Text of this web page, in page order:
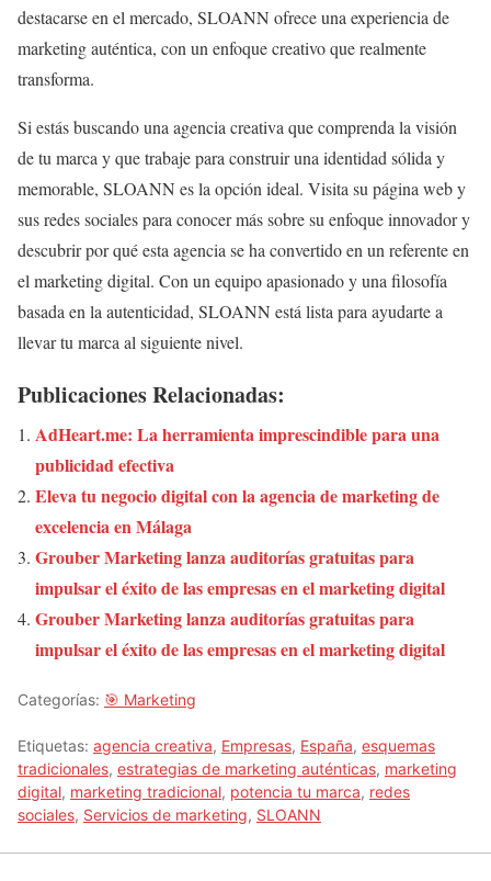
destacarse en el mercado, SLOANN ofrece una experiencia de
marketing auténtica, con un enfoque creativo que realmente
transforma.
Si estás buscando una agencia creativa que comprenda la visión
de tu marca y que trabaje para construir una identidad sólida y
memorable, SLOANN es la opción ideal. Visita su página web y
sus redes sociales para conocer más sobre su enfoque innovador y
descubrir por qué esta agencia se ha convertido en un referente en
el marketing digital. Con un equipo apasionado y una filosofía
basada en la autenticidad, SLOANN está lista para ayudarte a
llevar tu marca al siguiente nivel.
Publicaciones Relacionadas:
AdHeart.me: La herramienta imprescindible para una
publicidad efectiva
Eleva tu negocio digital con la agencia de marketing de
excelencia en Málaga
Grouber Marketing lanza auditorías gratuitas para
impulsar el éxito de las empresas en el marketing digital
Grouber Marketing lanza auditorías gratuitas para
impulsar el éxito de las empresas en el marketing digital
Categorías: 🎯 Marketing
Etiquetas: agencia creativa, Empresas, España, esquemas
tradicionales, estrategias de marketing auténticas, marketing
digital, marketing tradicional, potencia tu marca, redes
sociales, Servicios de marketing, SLOANN